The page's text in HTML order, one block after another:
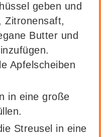
geben und
Zitronensaft,
Butter und
Apfelscheiben
in eine große
Streusel in eine